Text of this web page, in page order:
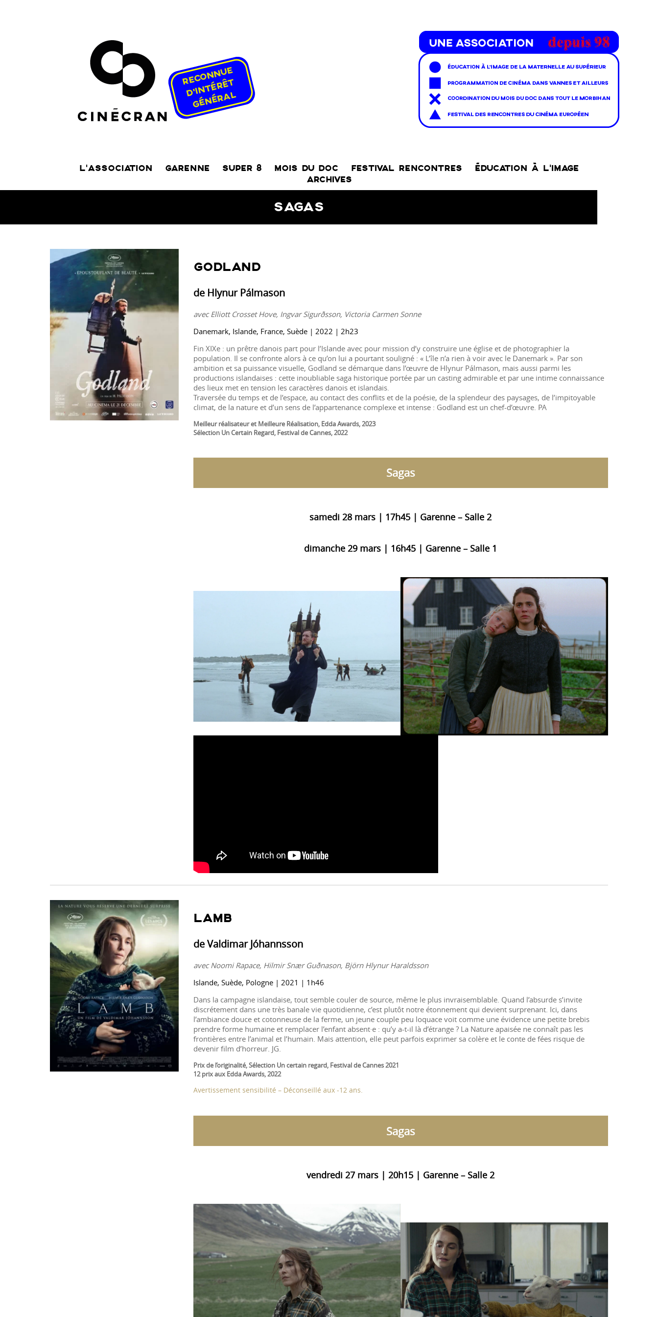
L’ASSOCIATION GARENNE SUPER 8 MOIS DU DOC FESTIVAL RENCONTRES
ÉDUCATION À L’IMAGE
ARCHIVES
SAGAS
GODLAND
de Hlynur Pálmason
avec Elliott Crosset Hove, Ingvar Sigurðsson, Victoria Carmen Sonne
Danemark, Islande, France, Suède | 2022 | 2h23
Fin XIXe : un prêtre danois part pour l’Islande avec pour mission d’y construire une église et de photographier la
population. Il se confronte alors à ce qu’on lui a pourtant souligné : « L’île n’a rien à voir avec le Danemark ». Par son
ambition et sa puissance visuelle, Godland se démarque dans l’œuvre de Hlynur Pálmason, mais aussi parmi les
productions islandaises : cette inoubliable saga historique portée par un casting admirable et par une intime connaissance
des lieux met en tension les caractères danois et islandais.
Traversée du temps et de l’espace, au contact des conflits et de la poésie, de la splendeur des paysages, de l’impitoyable
climat, de la nature et d’un sens de l’appartenance complexe et intense : Godland est un chef-d’œuvre. PA
Meilleur réalisateur et Meilleure Réalisation, Edda Awards, 2023
Sélection Un Certain Regard, Festival de Cannes, 2022
Sagas
samedi 28 mars | 17h45 | Garenne – Salle 2
dimanche 29 mars | 16h45 | Garenne – Salle 1
LAMB
de Valdimar Jóhannsson
avec Noomi Rapace, Hilmir Snær Guðnason, Björn Hlynur Haraldsson
Islande, Suède, Pologne | 2021 | 1h46
Dans la campagne islandaise, tout semble couler de source, même le plus invraisemblable. Quand l’absurde s’invite
discrétement dans une très banale vie quotidienne, c’est plutôt notre étonnement qui devient surprenant. Ici, dans
l’ambiance douce et cotonneuse de la ferme, un jeune couple peu loquace voit comme une évidence une petite brebis
prendre forme humaine et remplacer l’enfant absent·e : qu’y a-t-il là d’étrange ? La Nature apaisée ne connaît pas les
frontières entre l’animal et l’humain. Mais attention, elle peut parfois exprimer sa colère et le conte de fées risque de
devenir film d’horreur. JG.
Prix de l’originalité, Sélection Un certain regard, Festival de Cannes 2021
12 prix aux Edda Awards, 2022
Avertissement sensibilité – Déconseillé aux -12 ans.
Sagas
vendredi 27 mars | 20h15 | Garenne – Salle 2